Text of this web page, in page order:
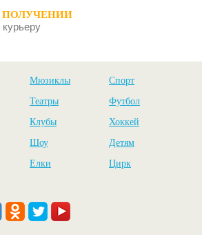
ПОЛУЧЕНИИ
Мюзиклы
Театры
Клубы
Шоу
Елки
Спорт
Футбол
Хоккей
Детям
Цирк